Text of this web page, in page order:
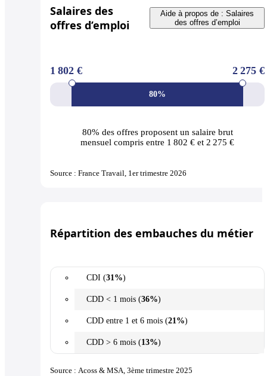
Salaires des
offres d’emploi
Aide à propos de : Salaires
des offres d’emploi
80%
1 802 € 2 275 €
80% des offresproposent un salaire brut
mensuel compris entre 1 802 € et 2 275 €
Source : France Travail, 1er trimestre 2026
Répartition des embauches du métier
CDI (31%)
CDD < 1 mois (36%)
CDD entre 1 et 6 mois (21%)
CDD > 6 mois (13%)
Source : Acoss & MSA, 3ème trimestre 2025